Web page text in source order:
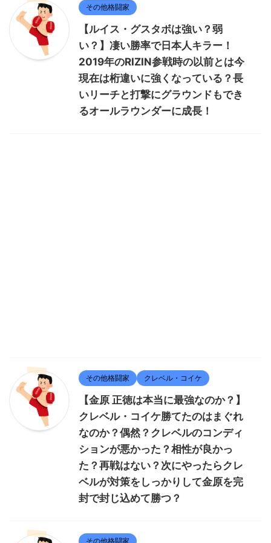
その他格闘家
【ルイス・グスタボは強い？弱
い？】凄い勝率で日本人キラー！
2019年のRIZIN参戦時の以前とは今
現在は桁違いに強くなっている？長
いリーチと打撃にグラウンドもでき
るオールラウンダーに成長！
その他格闘家 クレベル・コイケ
【金原 正徳は本当に最強なのか？】
クレベル・コイケ勝てたのはまぐれ
なのか？偶然？クレベルのコンディ
ションが悪かった？相性が良かっ
た？再戦はない？次にやったらクレ
ベルが対策をしっかりして金原を完
封で封じ込めて勝つ？
その他格闘家